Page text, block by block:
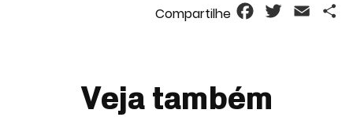
FacebookTwitterEmail
Veja também